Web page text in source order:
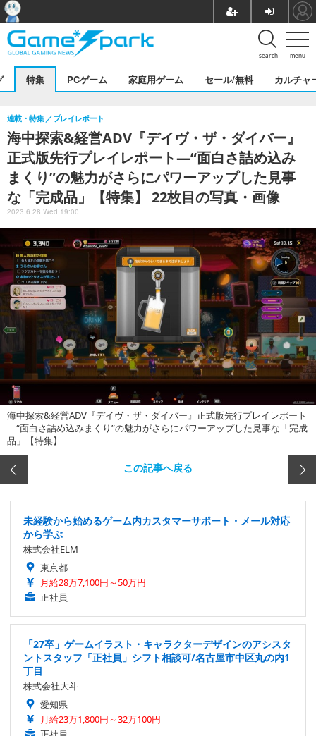
menu
search
特集 PCゲーム 家庭用ゲーム セール/無料 カルチャ
海中探索&経営ADV『デイヴ・ザ・ダイバー』
正式版先行プレイレポート―“面白さ詰め込み
まくり”の魅力がさらにパワーアップした見事
な「完成品」【特集】 22枚目の写真・画像
連載・特集 プレイレポート
2023.6.28 Wed 19:00
海中探索&経営ADV『デイヴ・ザ・ダイバー』正式版先行プレイレポート
―“面白さ詰め込みまくり”の魅力がさらにパワーアップした見事な「完成
品」【特集】
この記事へ戻る
未経験から始めるゲーム内カスタマーサポート・メール対応
から学ぶ
株式会社ELM
東京都
月給28万7,100円～50万円
正社員
「27卒」ゲームイラスト・キャラクターデザインのアシスタ
ントスタッフ「正社員」シフト相談可/名古屋市中区丸の内1
丁目
株式会社大斗
愛知県
月給23万1,800円～32万100円